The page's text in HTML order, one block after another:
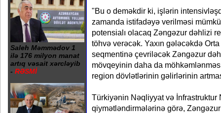
Saleh Məmmədov 1
ilə 176 milyon manat
artıq vəsait xərcləyib
- RƏSMİ
"Bu o deməkdir ki, işlərin
zamanda istifadəyə verilməsi
potensialı olacaq Zəngəzur dəhlizi
töhvə verəcək. Yaxın gələcəkdə
seqmentinə çevriləcək Zəngəzur
mövqeyinin daha da
region dövlətlərinin gəlirlərinin
Türkiyənin Nəqliyyat və İnfrastruktur
qiymətləndirmələrinə görə,